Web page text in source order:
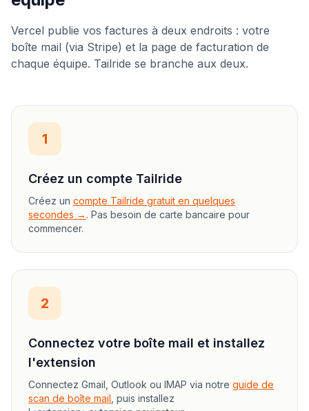
Vercel publie vos factures à deux endroits : votre
boîte mail (via Stripe) et la page de facturation de
chaque équipe. Tailride se branche aux deux.
1
Créez un compte Tailride
Créez un compte Tailride gratuit en quelques
secondes → . Pas besoin de carte bancaire pour
commencer.
2
Connectez votre boîte mail et installez
l'extension
Connectez Gmail, Outlook ou IMAP via notre guide de
scan de boîte mail , puis installez